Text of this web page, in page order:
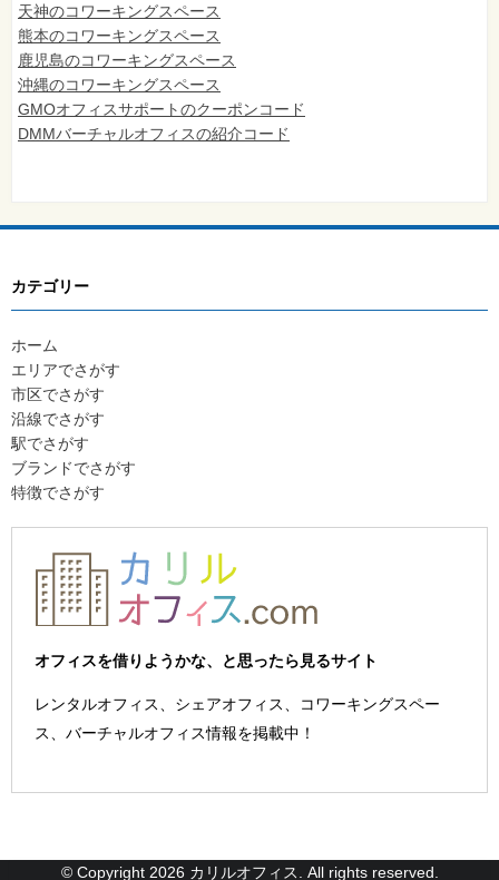
天神のコワーキングスペース
熊本のコワーキングスペース
鹿児島のコワーキングスペース
沖縄のコワーキングスペース
GMOオフィスサポートのクーポンコード
DMMバーチャルオフィスの紹介コード
カテゴリー
ホーム
エリアでさがす
市区でさがす
沿線でさがす
駅でさがす
ブランドでさがす
特徴でさがす
オフィスを借りようかな、と思ったら見るサイト
レンタルオフィス、シェアオフィス、コワーキングスペー
ス、バーチャルオフィス情報を掲載中！
© Copyright 2026 カリルオフィス. All rights reserved.